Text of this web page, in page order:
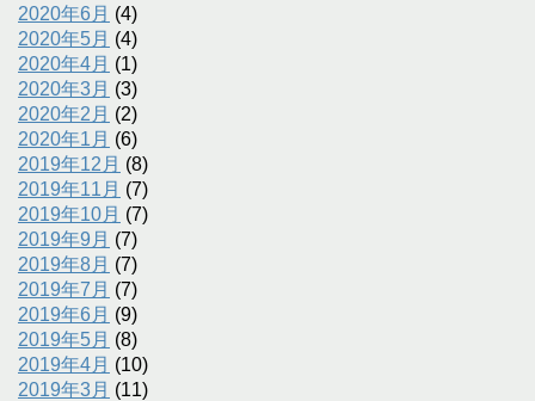
2020年6月 (4)
2020年5月 (4)
2020年4月 (1)
2020年3月 (3)
2020年2月 (2)
2020年1月 (6)
2019年12月 (8)
2019年11月 (7)
2019年10月 (7)
2019年9月 (7)
2019年8月 (7)
2019年7月 (7)
2019年6月 (9)
2019年5月 (8)
2019年4月 (10)
2019年3月 (11)